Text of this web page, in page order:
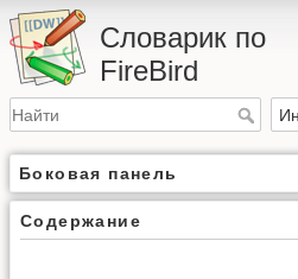
Словарик по
FireBird
Боковая панель
Содержание